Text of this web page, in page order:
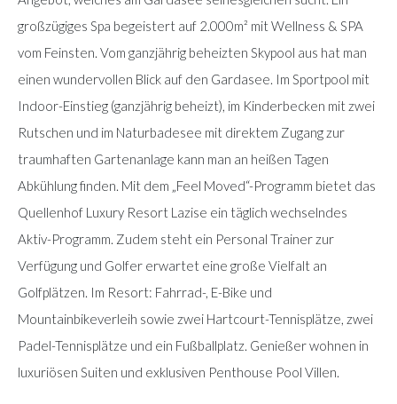
großzügiges Spa begeistert auf 2.000m² mit Wellness & SPA
vom Feinsten. Vom ganzjährig beheizten Skypool aus hat man
einen wundervollen Blick auf den Gardasee. Im Sportpool mit
Indoor-Einstieg (ganzjährig beheizt), im Kinderbecken mit zwei
Rutschen und im Naturbadesee mit direktem Zugang zur
traumhaften Gartenanlage kann man an heißen Tagen
Abkühlung finden. Mit dem „Feel Moved“-Programm bietet das
Quellenhof Luxury Resort Lazise ein täglich wechselndes
Aktiv-Programm. Zudem steht ein Personal Trainer zur
Verfügung und Golfer erwartet eine große Vielfalt an
Golfplätzen. Im Resort: Fahrrad-, E-Bike und
Mountainbikeverleih sowie zwei Hartcourt-Tennisplätze, zwei
Padel-Tennisplätze und ein Fußballplatz. Genießer wohnen in
luxuriösen Suiten und exklusiven Penthouse Pool Villen.